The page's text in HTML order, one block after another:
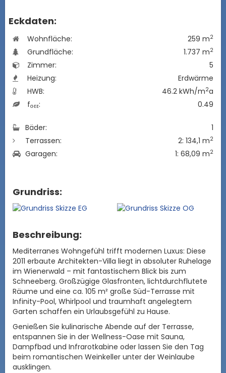
Eckdaten:
Wohnfläche: 259 m2
Grundfläche: 1.737 m2
Zimmer:
5
Heizung:
Erdwärme
HWB:
46.2 kWh/m2a
fGEE: 0.49
Bäder:
1
Terrassen:
2: 134,1 m2
Garagen: 1: 68,09 m2
Grundriss:
Beschreibung:
Mediterranes Wohngefühl trifft modernen Luxus: Diese
2011 erbaute Architekten-Villa liegt in absoluter Ruhelage
im Wienerwald – mit fantastischem Blick bis zum
Schneeberg. Großzügige Glasfronten, lichtdurchflutete
Räume und eine ca. 105 m² große Süd-Terrasse mit
Infinity-Pool, Whirlpool und traumhaft angelegtem
Garten schaffen ein Urlaubsgefühl zu Hause.
Genießen Sie kulinarische Abende auf der Terrasse,
entspannen Sie in der Wellness-Oase mit Sauna,
Dampfbad und Infrarotkabine oder lassen Sie den Tag
beim romantischen Weinkeller unter der Weinlaube
ausklingen.